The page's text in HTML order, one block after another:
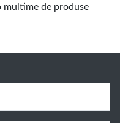
multime de produse